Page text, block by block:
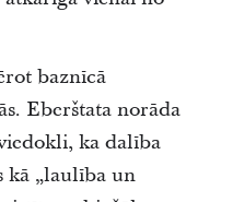
baznīcā
Eberštata norāda
ka dalība
kā „laulība un